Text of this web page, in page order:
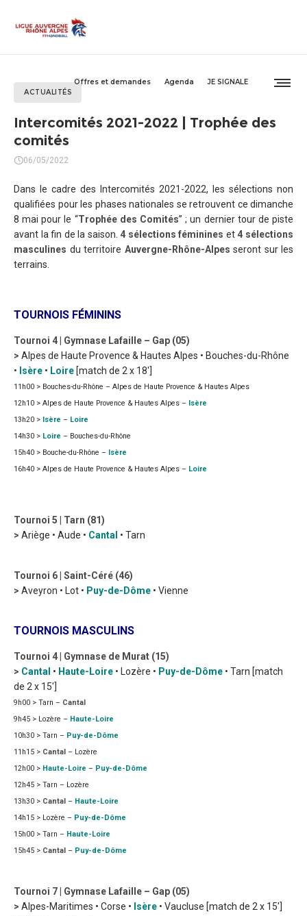
Offres et demandes Agenda
JE SIGNALE
ACTUALITÉS
Intercomités 2021-2022 | Trophée des
comités
06/05/2022
Dans le cadre des Intercomités 2021-2022, les sélections non
qualifiées pour les phases nationales se retrouvent ce dimanche
8 mai pour le “Trophée des Comités” ; un dernier tour de piste
avant la fin de la saison. 4 sélections féminines et 4 sélections
masculines du territoire Auvergne-Rhône-Alpes seront sur les
terrains.
TOURNOIS FÉMININS
Tournoi 4 | Gymnase Lafaille – Gap (05)
> Alpes de Haute Provence & Hautes Alpes • Bouches-du-Rhône
• Isère • Loire [match de 2 x 18′]
11h00 > Bouches-du-Rhône – Alpes de Haute Provence & Hautes Alpes
12h10 > Alpes de Haute Provence & Hautes Alpes – Isère
13h20 > Isère – Loire
14h30 > Loire – Bouches-du-Rhône
15h40 > Bouche-du-Rhône – Isère
16h40 > Alpes de Haute Provence & Hautes Alpes – Loire
Tournoi 5 | Tarn (81)
> Ariège • Aude • Cantal • Tarn
Tournoi 6 | Saint-Céré (46)
> Aveyron • Lot • Puy-de-Dôme • Vienne
TOURNOIS MASCULINS
Tournoi 4 | Gymnase de Murat (15)
> Cantal • Haute-Loire • Lozère • Puy-de-Dôme • Tarn [match
de 2 x 15′]
9h00 > Tarn – Cantal
9h45 > Lozère – Haute-Loire
10h30 > Tarn – Puy-de-Dôme
11h15 > Cantal – Lozère
12h00 > Haute-Loire – Puy-de-Dôme
12h45 > Tarn – Lozère
13h30 > Cantal – Haute-Loire
14h15 > Lozère – Puy-de-Dôme
15h00 > Tarn – Haute-Loire
15h45 > Cantal – Puy-de-Dôme
Tournoi 7 | Gymnase Lafaille – Gap (05)
> Alpes-Maritimes • Corse • Isère • Vaucluse [match de 2 x 15′]